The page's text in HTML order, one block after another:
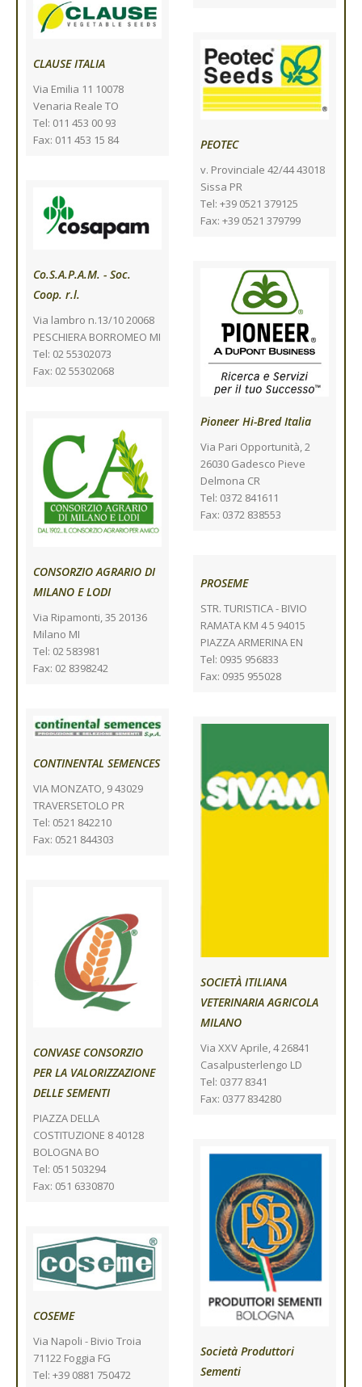
CLAUSE ITALIA
Via Emilia 11 10078
Venaria Reale TO
Tel: 011 453 00 93
Fax: 011 453 15 84
Co.S.A.P.A.M. - Soc.
Coop. r.l.
Via lambro n.13/10 20068
PESCHIERA BORROMEO MI
Tel: 02 55302073
Fax: 02 55302068
CONSORZIO AGRARIO DI
MILANO E LODI
Via Ripamonti, 35 20136
Milano MI
Tel: 02 583981
Fax: 02 8398242
CONTINENTAL SEMENCES
VIA MONZATO, 9 43029
TRAVERSETOLO PR
Tel: 0521 842210
Fax: 0521 844303
CONVASE CONSORZIO
PER LA VALORIZZAZIONE
DELLE SEMENTI
PIAZZA DELLA
COSTITUZIONE 8 40128
BOLOGNA BO
Tel: 051 503294
Fax: 051 6330870
COSEME
Via Napoli - Bivio Troia
71122 Foggia FG
Tel: +39 0881 750472
PEOTEC
v. Provinciale 42/44 43018
Sissa PR
Tel: +39 0521 379125
Fax: +39 0521 379799
Pioneer Hi-Bred Italia
Via Pari Opportunità, 2
26030 Gadesco Pieve
Delmona CR
Tel: 0372 841611
Fax: 0372 838553
PROSEME
STR. TURISTICA - BIVIO
RAMATA KM 4 5 94015
PIAZZA ARMERINA EN
Tel: 0935 956833
Fax: 0935 955028
SOCIETÀ ITILIANA
VETERINARIA AGRICOLA
MILANO
Via XXV Aprile, 4 26841
Casalpusterlengo LD
Tel: 0377 8341
Fax: 0377 834280
Società Produttori
Sementi